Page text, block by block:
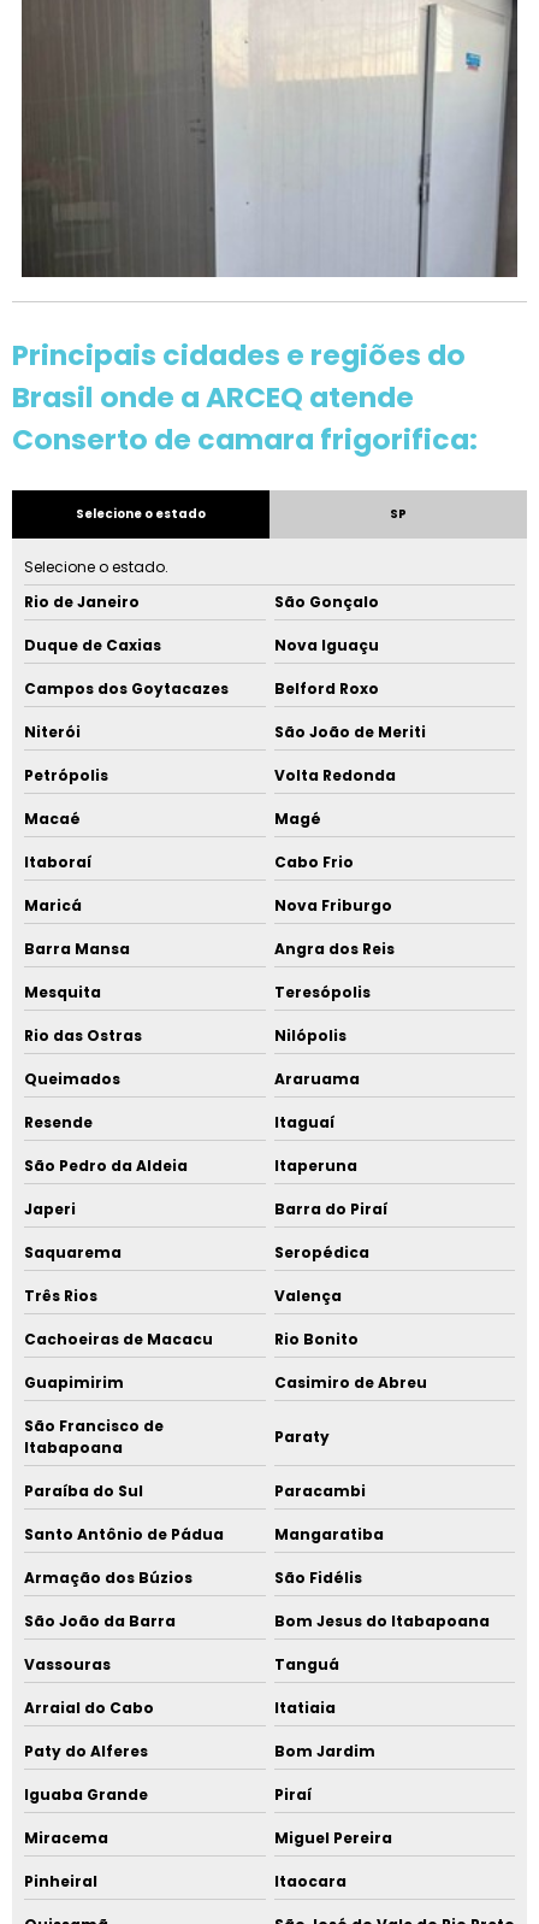
Principais cidades e regiões do
Brasil onde a ARCEQ atende
Conserto de camara frigorifica:
Selecione o estado SP
Selecione o estado.
Rio de Janeiro
São Gonçalo
Duque de Caxias Nova Iguaçu
Campos dos Goytacazes Belford Roxo
Niterói São João de Meriti
Petrópolis Volta Redonda
Macaé Magé
Itaboraí Cabo Frio
Maricá Nova Friburgo
Barra Mansa Angra dos Reis
Mesquita Teresópolis
Rio das Ostras Nilópolis
Queimados Araruama
Resende Itaguaí
São Pedro da Aldeia Itaperuna
Japeri Barra do Piraí
Saquarema Seropédica
Três Rios Valença
Cachoeiras de Macacu Rio Bonito
Guapimirim Casimiro de Abreu
São Francisco de
Itabapoana
Paraty
Paraíba do Sul Paracambi
Santo Antônio de Pádua Mangaratiba
Armação dos Búzios São Fidélis
São João da Barra Bom Jesus do Itabapoana
Vassouras Tanguá
Arraial do Cabo Itatiaia
Paty do Alferes Bom Jardim
Iguaba Grande Piraí
Miracema Miguel Pereira
Pinheiral Itaocara